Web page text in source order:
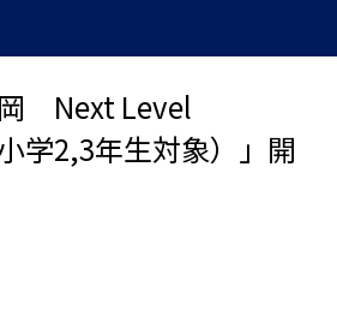
岡 Next Level
2,3年生対象）」開